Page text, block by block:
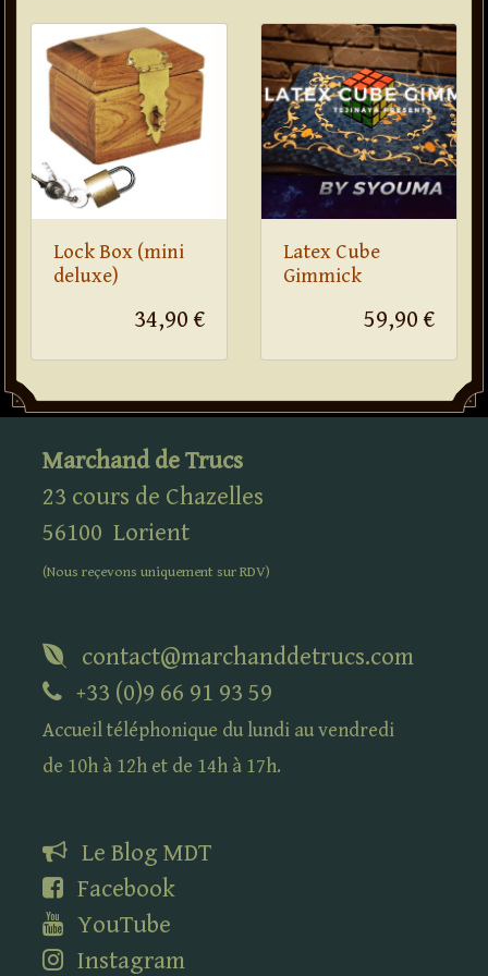
Lock Box (mini
deluxe)
34,90 €
Latex Cube
Gimmick
59,90 €
Marchand de Trucs
23 cours de Chazelles
56100 Lorient
(Nous reçevons uniquement surRDV)
contact@marchanddetrucs.com
+33 (0)9 66 91 93 59
Accueil téléphonique du lundi au vendredi
de 10h à 12h et de 14h à 17h.
Le Blog MDT
Facebook
YouTube
Instagram